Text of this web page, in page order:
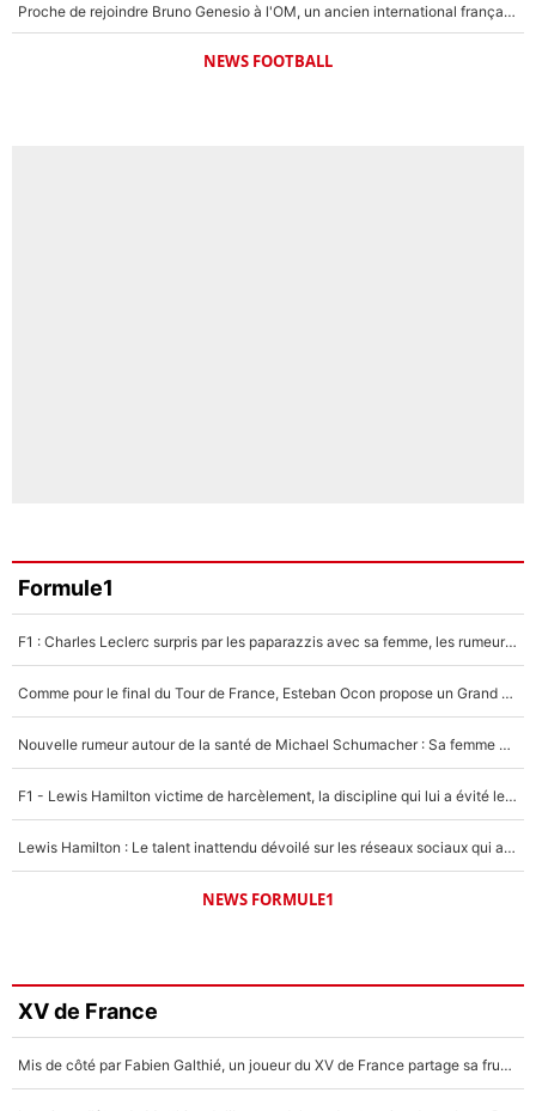
Proche de rejoindre Bruno Genesio à l'OM, un ancien international français va finalement débarquer... sur RMC !
NEWS FOOTBALL
Formule1
F1 : Charles Leclerc surpris par les paparazzis avec sa femme, les rumeurs étaient vraies !
Comme pour le final du Tour de France, Esteban Ocon propose un Grand Prix de Formule 1 à Paris : «Autour de l’Arc de Triomphe, ce serait génial» !
Nouvelle rumeur autour de la santé de Michael Schumacher : Sa femme Corinna sort du silence
F1 - Lewis Hamilton victime de harcèlement, la discipline qui lui a évité le pire : «J'aurais probablement mal tourné»
Lewis Hamilton : Le talent inattendu dévoilé sur les réseaux sociaux qui a impressionné Kim Kardashian pendant leurs vacances en amoureux !
NEWS FORMULE1
XV de France
Mis de côté par Fabien Galthié, un joueur du XV de France partage sa frustration : «ils ne me l’ont pas dit tout de suite»